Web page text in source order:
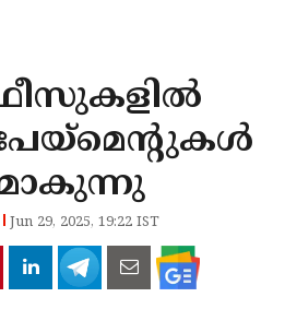
പേയ്‌മെന്റുകൾ
Jun 29, 2025, 19:22 IST